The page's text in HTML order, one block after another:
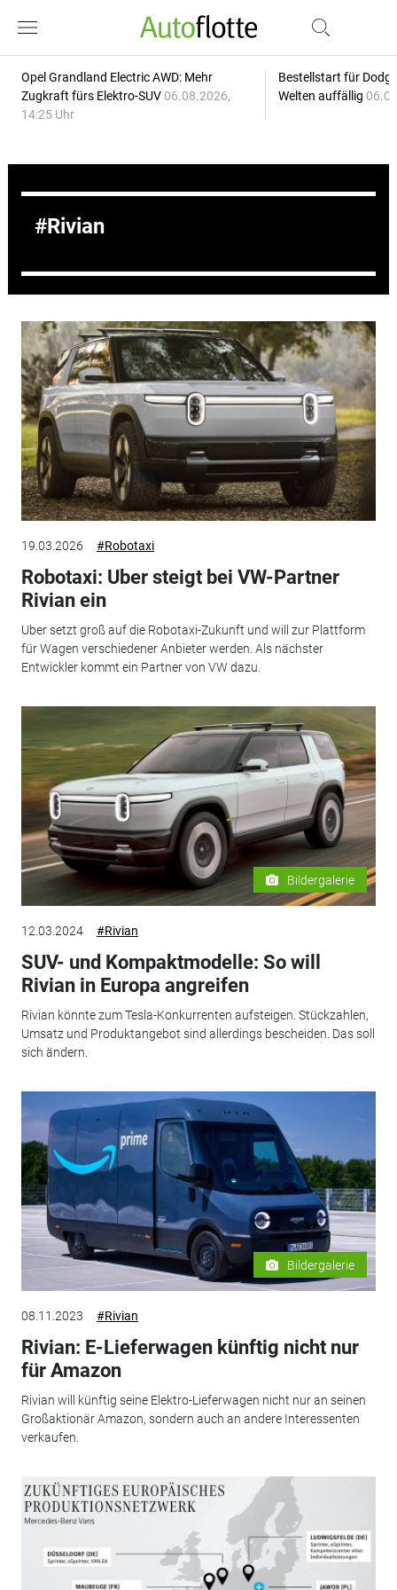
Opel Grandland Electric AWD: Mehr
Zugkraft fürs Elektro-SUV 06.08.2026,
14:25 Uhr
Bestellstart für
Welten auffällig
Rivian
19.03.2026 #Robotaxi
Robotaxi: Uber steigt bei VW-Partner
Rivian ein
Uber setzt groß auf die Robotaxi-Zukunft und will zur Plattform
für Wagen verschiedener Anbieter werden. Als nächster
Entwickler kommt ein Partner von VW dazu.
Bildergalerie
12.03.2024 #Rivian
SUV- und Kompaktmodelle: So will
Rivian in Europa angreifen
Rivian könnte zum Tesla-Konkurrenten aufsteigen. Stückzahlen,
Umsatz und Produktangebot sind allerdings bescheiden. Das soll
sich ändern.
Bildergalerie
08.11.2023 #Rivian
Rivian: E-Lieferwagen künftig nicht nur
für Amazon
Rivian will künftig seine Elektro-Lieferwagen nicht nur an seinen
Großaktionär Amazon, sondern auch an andere Interessenten
verkaufen.